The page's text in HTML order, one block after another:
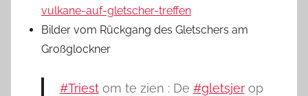
vulkane-auf-gletscher-treffen
Bilder vom Rückgang des Gletschers am
Großglockner
#Triestom te zien : De #gletsjerop